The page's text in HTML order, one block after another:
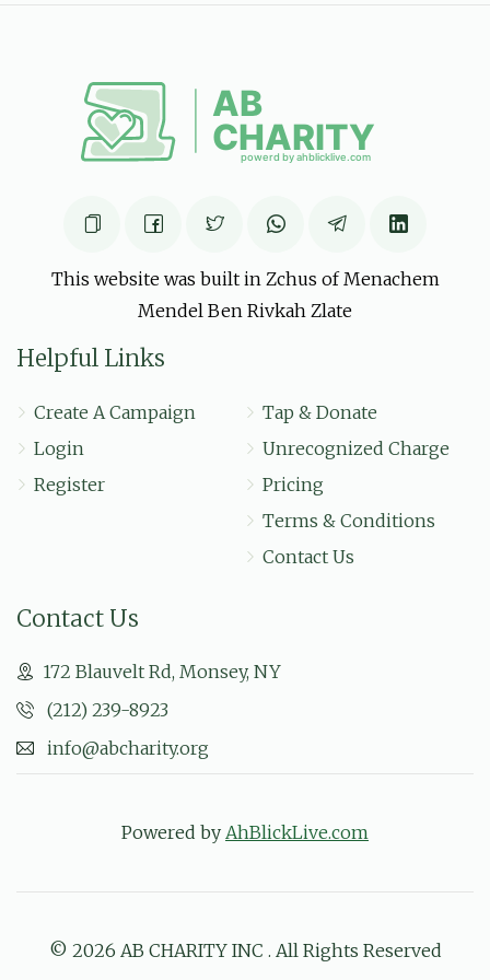
הרה''ג ר' אהרן עוזר טעסלער שליט''אשמואל אייזנער,
אברהם אלי אינדיג, נחום מרדכי בערקאוויטש, שלום מאיר בעק, משה
בריזל, דוד יחיאל גאנדל, רפאל דוד גברא, יוסף גלויבער, חיים שאול
6 months ago $5.29
מגיד שיעור שליט"אשמואל אייזנער, אברהם אלי אינדיג, נחום
רפאל דוד גברא, יוסף גלויבער, חיים שאול גליק, יוסף וואלף גליק,
ישראל משה גרינבלאט, שמעון גרינפעלד, מנח
$15.00
This website was built in Zchus of Menachem
Mendel Ben Rivkah Zlate
Helpful Links
Create A Campaign
Login
Register
Tap & Donate
Unrecognized Charge
Pricing
Terms & Conditions
Contact Us
Contact Us
172 Blauvelt Rd, Monsey, NY
(212) 239-8923
info@abcharity.org
Powered by AhBlickLive.com
© 2026 AB CHARITY INC . All Rights Reserved